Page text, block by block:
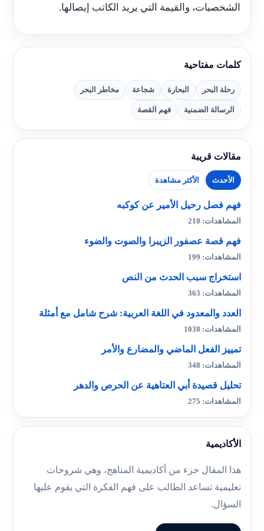
الشخصيات، والقيمة التي يريد الكاتب إيصالها.
كلمات مفتاحية
رحلة البحر البحارة شجاعة مخاطر البحر
الرسالة الضمنية فهم القصة
مقالات قريبة
الأحدث الأكثر مشاهدة
فهم فصل رحيل الأمير عن كوكبه
المشاهدات: 210
فهم قصة عصفور الزيبرا والصوت والضوء
المشاهدات: 199
استخراج سبب الحدث من النص
المشاهدات: 363
العدد والمعدود في اللغة العربية: شرح شامل مع أمثلة
المشاهدات: 1038
تمييز الفعل الماضي والمضارع والأمر
المشاهدات: 348
تحليل قصيدة أبي العتاهية عن الحرص والدهر
المشاهدات: 275
الأكاديمية
هذا المقال جزء من أكاديمية المناهج، وهي شروحات
تعليمية تساعد الطالب على فهم الفكرة التي يقوم عليها
السؤال.